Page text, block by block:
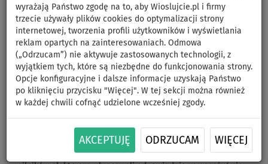
wyrażają Państwo zgodę na to, aby Wioslujcie.pl i firmy
trzecie używały plików cookies do optymalizacji strony
internetowej, tworzenia profili użytkowników i wyświetlania
reklam opartych na zainteresowaniach. Odmowa
(„Odrzucam”) nie aktywuje zastosowanych technologii, z
wyjątkiem tych, które są niezbędne do funkcjonowania strony.
Opcje konfiguracyjne i dalsze informacje uzyskają Państwo
po kliknięciu przycisku "Więcej". W tej sekcji można również
w każdej chwili cofnąć udzielone wcześniej zgody.
AKCEPTUJĘ ODRZUCAM WIĘCEJ
Aqua Marina to jedna z największych i najpopularniejszych
marek pompowanych desek SUP. Od ponad 10 lat
ugruntowała swoją pozycję na rynku produkując
paddleboardy, kajaki i akcesoria wysokiej jakości, w
przystępnej cenie. Produkty Aqua Marina sprawdzą się
zarówno dla początkujących jak i nieco bardziej
zaawansowanych użytkowników. Dodatkowo bogata gama
akcesoriów m. in. wioseł, toreb wodoszczelnych czy nawet